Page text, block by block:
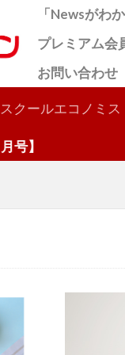
「Newsがわ
プレミアム会
お問い合わせ
スクールエコノミ